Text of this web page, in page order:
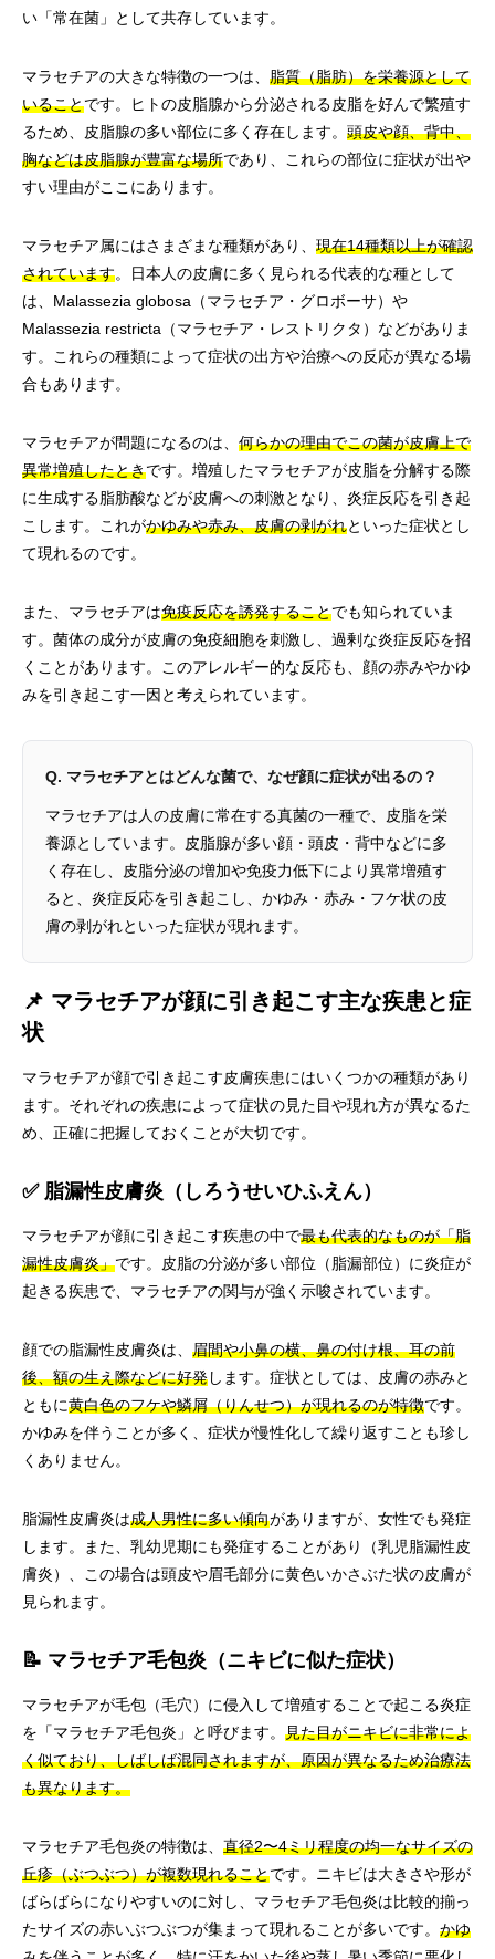
い「常在菌」として共存しています。
マラセチアの大きな特徴の一つは、 脂質（脂肪）を栄養源として
いることです。ヒトの皮脂腺から分泌される皮脂を好んで繁殖す
るため、皮脂腺の多い部位に多く存在します。 頭皮や顔、背中、
胸などは皮脂腺が豊富な場所であり、これらの部位に症状が出や
すい理由がここにあります。
マラセチア属にはさまざまな種類があり、 現在14種類以上が確認
されています。日本人の皮膚に多く見られる代表的な種として
は、Malassezia globosa（マラセチア・グロボーサ）や
Malassezia restricta（マラセチア・レストリクタ）などがありま
す。これらの種類によって症状の出方や治療への反応が異なる場
合もあります。
マラセチアが問題になるのは、 何らかの理由でこの菌が皮膚上で
異常増殖したときです。増殖したマラセチアが皮脂を分解する際
に生成する脂肪酸などが皮膚への刺激となり、炎症反応を引き起
こします。これがかゆみや赤み、皮膚の剥がれといった症状とし
て現れるのです。
また、マラセチアは免疫反応を誘発することでも知られていま
す。菌体の成分が皮膚の免疫細胞を刺激し、過剰な炎症反応を招
くことがあります。このアレルギー的な反応も、顔の赤みやかゆ
みを引き起こす一因と考えられています。
Q. マラセチアとはどんな菌で、なぜ顔に症状が出るの？
マラセチアは人の皮膚に常在する真菌の一種で、皮脂を栄
養源としています。皮脂腺が多い顔・頭皮・背中などに多
く存在し、皮脂分泌の増加や免疫力低下により異常増殖す
ると、炎症反応を引き起こし、かゆみ・赤み・フケ状の皮
膚の剥がれといった症状が現れます。
📌 マラセチアが顔に引き起こす主な疾患と症
状
マラセチアが顔で引き起こす皮膚疾患にはいくつかの種類があり
ます。それぞれの疾患によって症状の見た目や現れ方が異なるた
め、正確に把握しておくことが大切です。
✅ 脂漏性皮膚炎（しろうせいひふえん）
マラセチアが顔に引き起こす疾患の中で最も代表的なものが「脂
漏性皮膚炎」です。皮脂の分泌が多い部位（脂漏部位）に炎症が
起きる疾患で、マラセチアの関与が強く示唆されています。
顔での脂漏性皮膚炎は、 眉間や小鼻の横、鼻の付け根、耳の前
後、額の生え際などに好発します。症状としては、皮膚の赤みと
ともに黄白色のフケや鱗屑（りんせつ）が現れるのが特徴です。
かゆみを伴うことが多く、症状が慢性化して繰り返すことも珍し
くありません。
脂漏性皮膚炎は成人男性に多い傾向がありますが、女性でも発症
します。また、乳幼児期にも発症することがあり（乳児脂漏性皮
膚炎）、この場合は頭皮や眉毛部分に黄色いかさぶた状の皮膚が
見られます。
📝 マラセチア毛包炎（ニキビに似た症状）
マラセチアが毛包（毛穴）に侵入して増殖することで起こる炎症
を「マラセチア毛包炎」と呼びます。 見た目がニキビに非常によ
く似ており、しばしば混同されますが、原因が異なるため治療法
も異なります。
マラセチア毛包炎の特徴は、 直径2〜4ミリ程度の均一なサイズの
丘疹（ぶつぶつ）が複数現れることです。ニキビは大きさや形が
ばらばらになりやすいのに対し、マラセチア毛包炎は比較的揃っ
たサイズの赤いぶつぶつが集まって現れることが多いです。 かゆ